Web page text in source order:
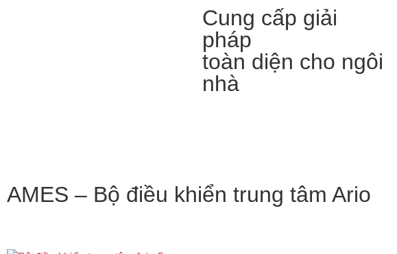
Cung cấp giải
pháp
toàn diện cho ngôi
nhà
AMES – Bộ điều khiển trung tâm Ario